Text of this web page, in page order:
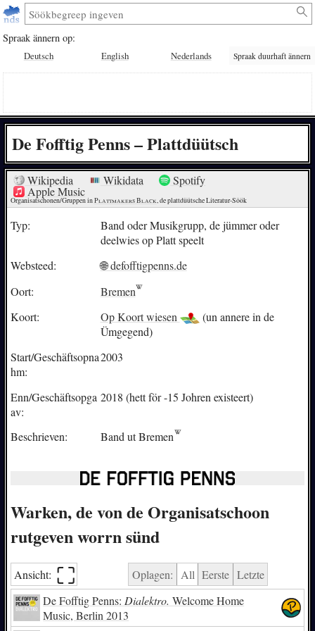
Spraak ännern op:
Deutsch English Nederlands Spraak duurhaft ännern
De Fofftig Penns – Plattdüütsch
Wikipedia Wikidata Spotify
Apple Music
Organisatschonen/Gruppen in Plattmakers Black, de plattdüütsche Literatur-Söök
Typ:
Band oder Musikgrupp, de jümmer oder
deelwies op Platt speelt
Websteed:
🌐 defofftigpenns.de
Oort:
Bremen
Koort:
Op Koort wiesen
(un annere in de
Ümgegend)
Start/Geschäftsopna
hm:
2003
Enn/Geschäftsopga
av:
2018 (hett för -15 Johren existeert)
Beschrieven: Band utBremen
Warken, de von de Organisatschoon
rutgeven worrn sünd
Ansicht: ⛶︎ Oplagen: All Eerste Letzte
De Fofftig Penns: Dialektro. Welcome Home
Music, Berlin 2013